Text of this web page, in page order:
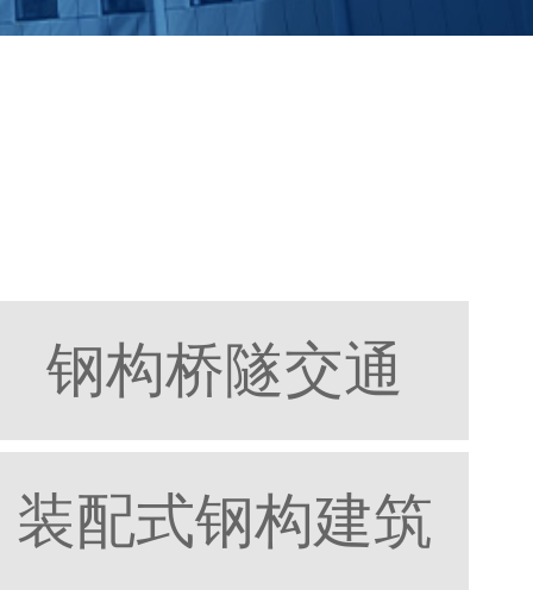
钢构桥隧交通
装配式钢构建筑